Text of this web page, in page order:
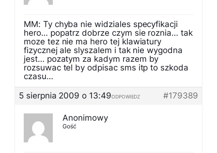
MM: Ty chyba nie widziales specyfikacji
hero… popatrz dobrze czym sie roznia… tak
moze tez nie ma hero tej klawiatury
fizycznej ale slyszalem i tak nie wygodna
jest… pozatym za kadym razem by
rozsuwac tel by odpisac sms itp to szkoda
czasu…
5 sierpnia 2009 o 13:49
#179389
ODPOWIEDZ
Anonimowy
Gość